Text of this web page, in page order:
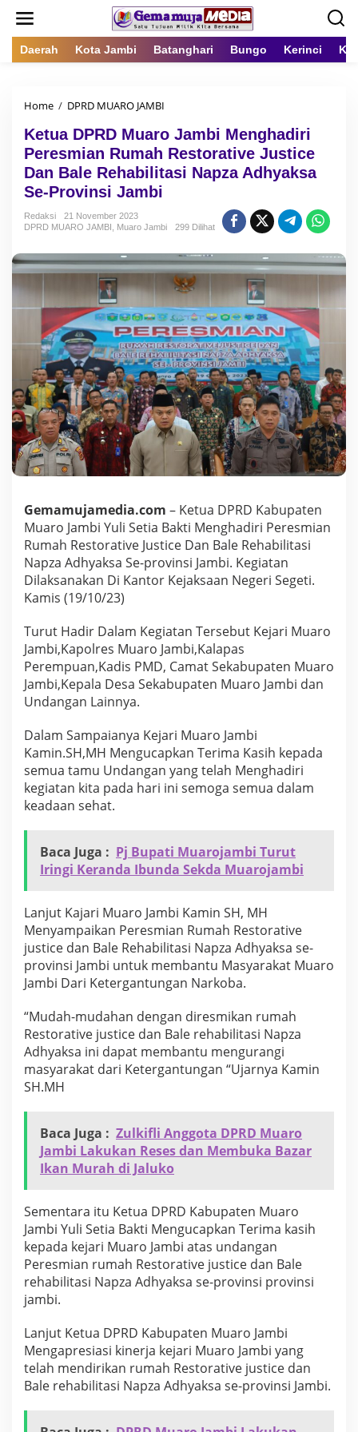
Daerah Kota Jambi Batanghari Bungo Kerinci
Home / DPRD MUARO JAMBI
t
u
a
D
D
M
a
r
o
J
a
m
b
i
M
e
n
g
h
i
i
P
e
r
e
s
n
R
u
m
e
s
t
o
r
v
e
s
t
i
c
e
D
n
B
a
l
e
a
b
i
l
a
s
i
N
a
p
A
d
h
y
a
a
Ketua DPRD Muaro Jambi Menghadiri
Peresmian Rumah Restorative Justice
Dan Bale Rehabilitasi Napza Adhyaksa
Se-Provinsi Jambi
Redaksi
21 November 2023
DPRD MUARO JAMBI
Muaro Jambi 299 Dilihat
Gemamujamedia.com – Ketua DPRD Kabupaten
Muaro Jambi Yuli Setia Bakti Menghadiri Peresmian
Rumah Restorative Justice Dan Bale Rehabilitasi
Napza Adhyaksa Se-provinsi Jambi. Kegiatan
Dilaksanakan Di Kantor Kejaksaan Negeri Segeti.
Kamis (19/10/23)
Turut Hadir Dalam Kegiatan Tersebut Kejari Muaro
Jambi,Kapolres Muaro Jambi,Kalapas
Perempuan,Kadis PMD, Camat Sekabupaten Muaro
Jambi,Kepala Desa Sekabupaten Muaro Jambi dan
Undangan Lainnya.
Dalam Sampaianya Kejari Muaro Jambi
Kamin.SH,MH Mengucapkan Terima Kasih kepada
semua tamu Undangan yang telah Menghadiri
kegiatan kita pada hari ini semoga semua dalam
keadaan sehat.
Baca Juga : Pj Bupati Muarojambi Turut
Iringi Keranda Ibunda Sekda Muarojambi
Lanjut Kajari Muaro Jambi Kamin SH, MH
Menyampaikan Peresmian Rumah Restorative
justice dan Bale Rehabilitasi Napza Adhyaksa se-
provinsi Jambi untuk membantu Masyarakat Muaro
Jambi Dari Ketergantungan Narkoba.
“Mudah-mudahan dengan diresmikan rumah
Restorative justice dan Bale rehabilitasi Napza
Adhyaksa ini dapat membantu mengurangi
masyarakat dari Ketergantungan “Ujarnya Kamin
SH.MH
Baca Juga : Zulkifli Anggota DPRD Muaro
Jambi Lakukan Reses dan Membuka Bazar
Ikan Murah di Jaluko
Sementara itu Ketua DPRD Kabupaten Muaro
Jambi Yuli Setia Bakti Mengucapkan Terima kasih
kepada kejari Muaro Jambi atas undangan
Peresmian rumah Restorative justice dan Bale
rehabilitasi Napza Adhyaksa se-provinsi provinsi
jambi.
Lanjut Ketua DPRD Kabupaten Muaro Jambi
Mengapresiasi kinerja kejari Muaro Jambi yang
telah mendirikan rumah Restorative justice dan
Bale rehabilitasi Napza Adhyaksa se-provinsi Jambi.